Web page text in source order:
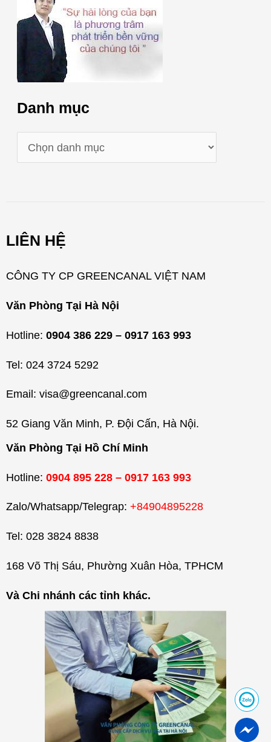
Danh mục
a
m
c
LIÊN HỆ
CÔNG TY CP GREENCANAL VIỆT NAM
Văn Phòng Tại Hà Nội
Hotline: 0904 386 229 – 0917 163 993
Tel: 024 3724 5292
Email: visa@greencanal.com
52 Giang Văn Minh, P. Đội Cấn, Hà Nội.
Văn Phòng Tại Hồ Chí Minh
Hotline: 0904 895 228 – 0917 163 993
Zalo/Whatsapp/Telegrap: +84904895228
Tel: 028 3824 8838
168 Võ Thị Sáu, Phường Xuân Hòa, TPHCM
Và Chi nhánh các tỉnh khác.